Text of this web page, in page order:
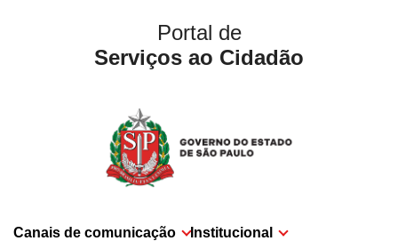
Portal de
Serviços ao Cidadão
Canais de comunicação Institucional